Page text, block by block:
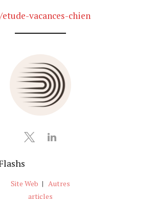
vacances-chien
Site Web | Autres
articles